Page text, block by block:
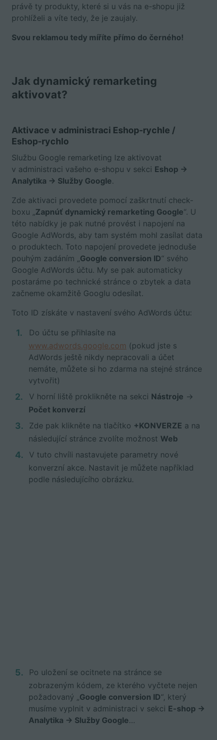
právě ty produkty, které si u vás na e-shopu již
prohlíželi a víte tedy, že je zaujaly.
Svou reklamou tedy míříte přímo do černého!
Jak dynamický remarketing
aktivovat?
Aktivace v administraci Eshop-rychle /
Eshop-rychlo
Službu Google remarketing lze aktivovat
v administraci vašeho e-shopu v sekci Eshop ->
Analytika -> Služby Google.
Zde aktivaci provedete pomocí zaškrtnutí check-
boxu „Zapnúť dynamický remarketing Google“. U
této nabídky je pak nutné provést i napojení na
Google AdWords, aby tam systém mohl zasílat data
o produktech. Toto napojení provedete jednoduše
pouhým zadáním „Google conversion ID“ svého
Google AdWords účtu. My se pak automaticky
postaráme po technické stránce o zbytek a data
začneme okamžitě Googlu odesílat.
Toto ID získáte v nastavení svého AdWords účtu:
Do účtu se přihlasíte na
www.adwords.google.com (pokud jste s
AdWords ještě nikdy nepracovali a účet
nemáte, můžete si ho zdarma na stejné stránce
vytvořit)
V horní liště proklikněte na sekci Nástroje ->
Počet konverzí
Zde pak klikněte na tlačítko +KONVERZE a na
následující stránce zvolíte možnost Web
V tuto chvíli nastavujete parametry nové
konverzní akce. Nastavit je můžete například
podle následujícího obrázku.
Po uložení se ocitnete na stránce se
zobrazeným kódem, ze kterého vyčtete nejen
požadovaný „Google conversion ID“, který
musíme vyplnit v administraci v sekci E-shop ->
Analytika -> Služby Google…